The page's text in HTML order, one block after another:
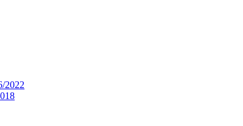
2022